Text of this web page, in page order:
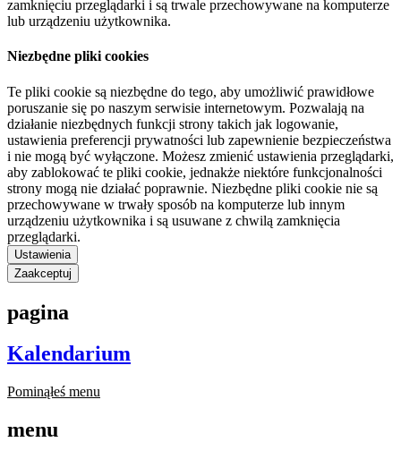
zamknięciu przeglądarki i są trwale przechowywane na komputerze
lub urządzeniu użytkownika.
Niezbędne pliki cookies
Te pliki cookie są niezbędne do tego, aby umożliwić prawidłowe
poruszanie się po naszym serwisie internetowym. Pozwalają na
działanie niezbędnych funkcji strony takich jak logowanie,
ustawienia preferencji prywatności lub zapewnienie bezpieczeństwa
i nie mogą być wyłączone. Możesz zmienić ustawienia przeglądarki,
aby zablokować te pliki cookie, jednakże niektóre funkcjonalności
strony mogą nie działać poprawnie. Niezbędne pliki cookie nie są
przechowywane w trwały sposób na komputerze lub innym
urządzeniu użytkownika i są usuwane z chwilą zamknięcia
przeglądarki.
Ustawienia
Zaakceptuj
pagina
Kalendarium
Pominąłeś menu
menu